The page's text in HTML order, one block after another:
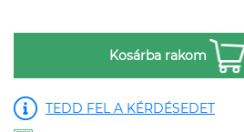
Kosárba rakom
TEDD FEL A KÉRDÉSEDET